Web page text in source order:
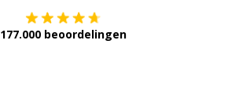
177.000 beoordelingen